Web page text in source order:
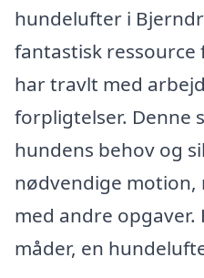
hundelufter i
fantastisk
har travlt med
forpligtelser. Denne
hundens behov og
nødvendige motion,
med andre opgaver.
måder, en